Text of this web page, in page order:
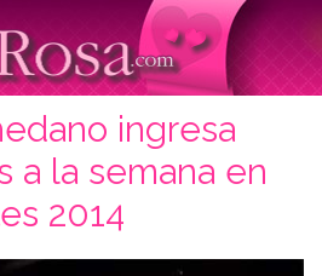
ingresa
a la semana en
2014